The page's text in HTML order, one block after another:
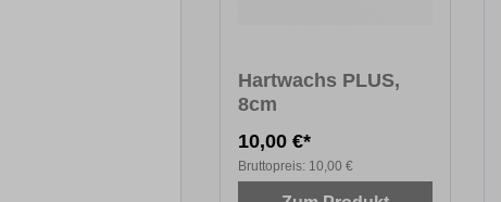
Hartwachs PLUS,
8cm
10,00 €*
Bruttopreis: 10,00 €